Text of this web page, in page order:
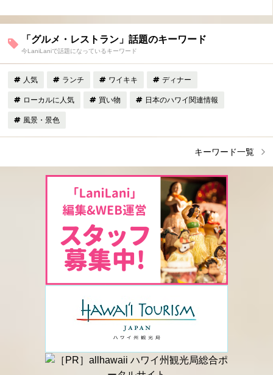
「グルメ・レストラン」話題のキーワード
今LaniLaniで話題になっているキーワード
人気 ランチ ワイキキ ディナー
ローカルに人気 買い物 日本のハワイ関連情報
風景・景色
キーワード一覧